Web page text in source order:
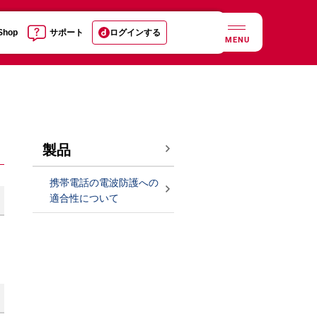
サポート ログインする
MENU
製品
携帯電話の電波防護への
適合性について